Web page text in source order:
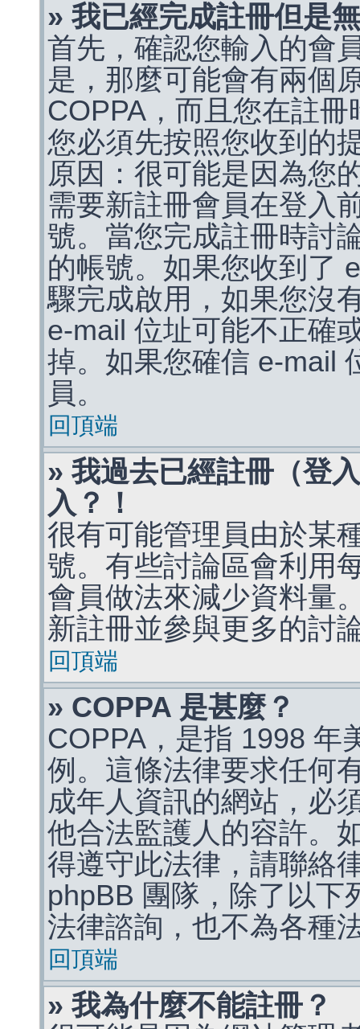
» 我已經完成註冊但是
首先，確認您輸入的會
是，那麼可能會有兩個
COPPA，而且您在註
您必須先按照您收到的
原因：很可能是因為您
需要新註冊會員在登入
號。當您完成註冊時討
的帳號。如果您收到了
驟完成啟用，如果您沒
e-mail 位址可能不正確
掉。如果您確信 e-mail
員。
回頂端
» 我過去已經註冊（登
入？！
很有可能管理員由於某
號。有些討論區會利用
會員做法來減少資料量
新註冊並參與更多的討
回頂端
» COPPA 是甚麼？
COPPA，是指 1998 年
例。這條法律要求任何
成年人資訊的網站，必
他合法監護人的容許。
得遵守此法律，請聯絡
phpBB 團隊，除了以下
法律諮詢，也不為各種
回頂端
» 我為什麼不能註冊？